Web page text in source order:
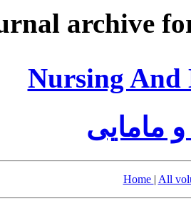
archive
Nursing
مامایی
Home | All